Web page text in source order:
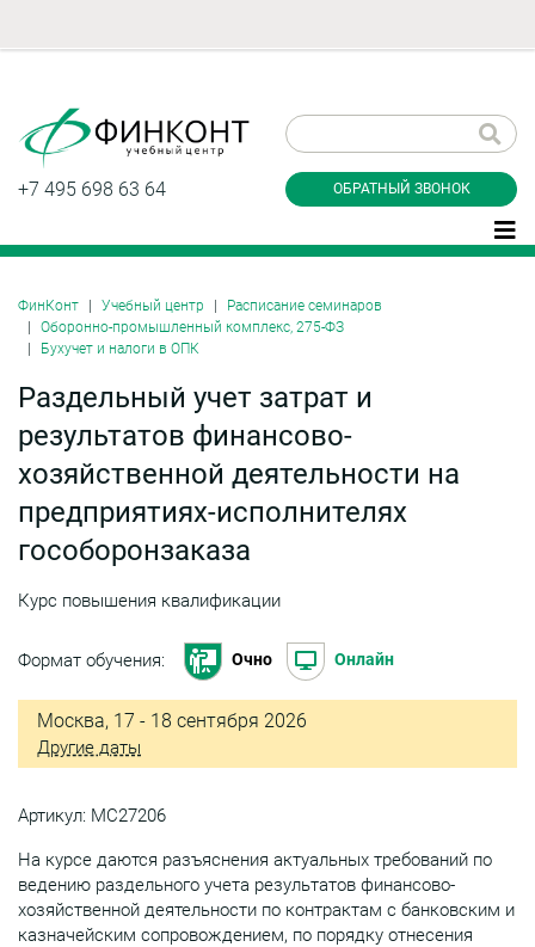
+7 495 698 63 64 ОБРАТНЫЙ ЗВОНОК
ФинКонт Учебный центр
Расписание семинаров
Оборонно-промышленный комплекс, 275-ФЗ
Бухучет и налоги в ОПК
Раздельный учет затрат и
результатов финансово-
хозяйственной деятельности на
предприятиях-исполнителях
гособоронзаказа
Курс повышения квалификации
Формат обучения: Очно Онлайн
Москва, 17 - 18 сентября 2026
Другие даты
Артикул: МС27206
На курсе даются разъяснения актуальных требований по
ведению раздельного учета результатов финансово-
хозяйственной деятельности по контрактам с банковским и
казначейским сопровождением, по порядку отнесения
звонок
Даю согласие на обработку персональных
данные и соглашаюсь с
Заказать